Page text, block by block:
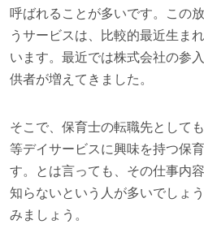
呼ばれることが多いです。この
うサービスは、比較的最近生ま
います。最近では株式会社の参
供者が増えてきました。
そこで、保育士の転職先として
等デイサービスに興味を持つ保
す。とは言っても、その仕事内
知らないという人が多いでしょ
みましょう。